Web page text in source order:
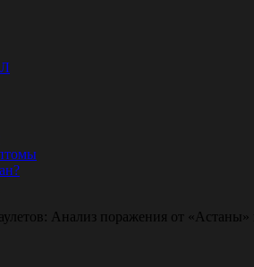
Анализ поражения от «Астаны»